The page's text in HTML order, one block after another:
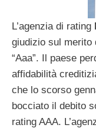
L’agenzia di rating
giudizio sul merito
“Aaa”. Il paese
affidabilità
che lo scorso
bocciato il debito
rating AAA.